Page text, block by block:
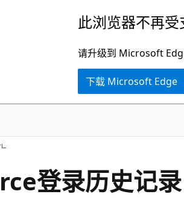
此浏览器不再受
请升级到 Microsoft
下载 Microsoft Edge
登录历史记录